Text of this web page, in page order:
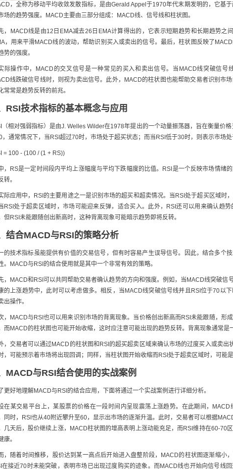
，全称为移动平均收敛发散指标，是由Gerald Appel于1970年代末期发明的，它基
场的趋势强度。MACD主要由三部分组成：MACD线、信号线和柱状图。
，MACD线是由12日EMA减去26日EMA计算得出的，它表示短期趋势和长期趋势之
，用来平滑MACD线的波动，帮助识别买入或卖出的信号。最后，柱状图反映了
势的强度。
际操作中，MACD的交叉信号是一种常见的买入和卖出信号。当MACD线突破信号
线跌破信号线时，则视为卖出信号。此外，MACD的柱状图也能帮助交易者识别市
常常是趋势反转的前兆。
RSI技术指标的基本概念与应用
（相对强弱指标）是由J. Welles Wilder在1978年提出的一个动量振荡器，旨在衡量价
，通常情况下，当RSI超过70时，市场处于超买状态；而当RSI低于30时，则表示市场处
= 100 - (100 / (1 + RS))
，RS是一定时间段内平均上涨幅度与平均下跌幅度的比值。RSI是一个反映市场情绪
转。
际应用中，RSI的主要用途之一是识别市场的超买和超卖情况。当RSI处于超买区域时
RSI处于超卖区域时，市场可能迎来反弹，适合买入。此外，RSI还可以用来确认趋
但RSI未能跟随创出新高时，这种背离现象可能暗示趋势即将反转。
结合MACD与RSI的策略分析
的技术指标虽能提供有价值的交易信号，但有时容易产生误导信号。因此，结合多个
。MACD与RSI的结合使用就是其中一个非常有效的策略。
，MACD和RSI可以共同帮助交易者确认趋势的方向和强度。例如，当MACD线突破信
的上涨趋势中，此时可以考虑做多。相反，当MACD线突破信号线并且RSI位于70以
出操作。
，MACD与RSI也可以用来识别市场的背离现象。当价格创出新高而RSI未能跟随，形
而MACD的柱状图也可能开始收缩，这时应注意可能出现的趋势反转。背离现象通常是
，交易者可以通过MACD的柱状图和RSI的超买超卖区域来确认市场的过度买入或卖出
，可能预示着市场将出现回调；同样，当柱状图开始收缩而RSI处于超卖区域时，可能是
MACD与RSI结合使用的实战案例
更好地理解MACD与RSI的结合应用，下面将通过一个实战案例进行详细分析。
在某交易平台上，某股票的价格在一段时间内呈现震荡上涨趋势。在此期间，
同时，RSI也从40附近攀升至60，显示出市场的逐渐升温。此时，交易者可以根据
几天后，股价继续上涨，MACD柱状图的增高表明上涨动能充足，而RSI维持在60-70
康。
，随着时间推移，股价达到某一高点后开始进入盘整阶段，MACD的柱状图逐渐缩小
在接近70时未能突破，表明市场已出现过度购买的迹象。而MACD线也开始向信号线